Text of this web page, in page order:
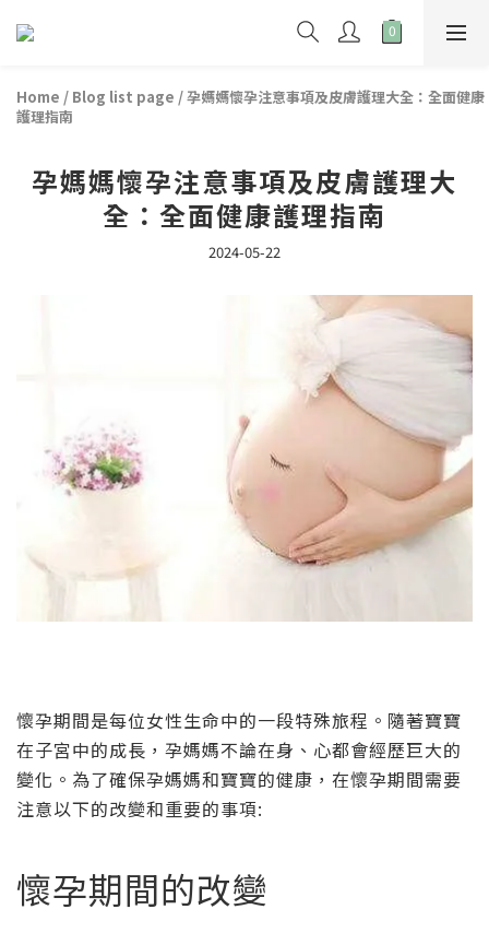
Home / Blog list page /孕媽媽懷孕注意事項及皮膚護理大全：全面健康
護理指南
孕媽媽懷孕注意事項及皮膚護理大
全：全面健康護理指南
2024-05-22
懷孕期間是每位女性生命中的一段特殊旅程。隨著寶寶
在子宮中的成長，孕媽媽不論在身、心都會經歷巨大的
變化。為了確保孕媽媽和寶寶的健康，在懷孕期間需要
注意以下的改變和重要的事項:
懷孕期間的改變